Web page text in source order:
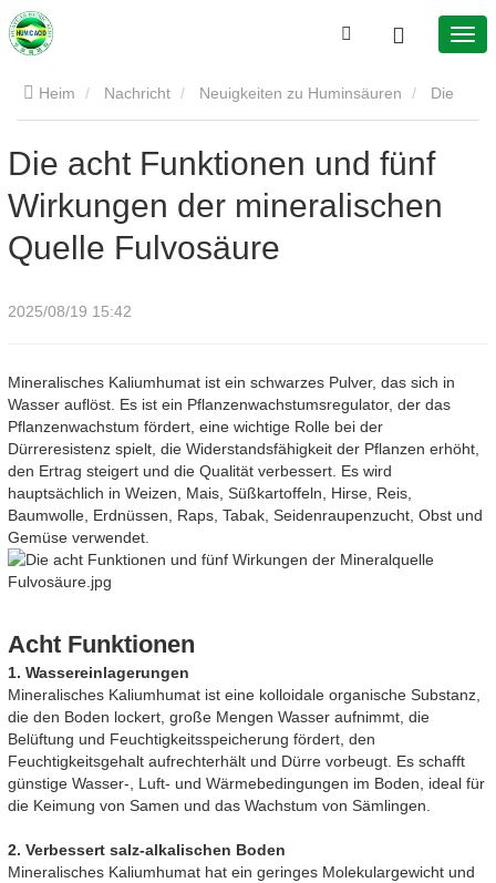
Heim Nachricht Neuigkeiten zu Huminsäuren
Fulvosäure
Die acht Funktionen und fünf
Wirkungen der mineralischen
Quelle Fulvosäure
2025/08/19 15:42
Mineralisches Kaliumhumat ist ein schwarzes Pulver, das sich in
Wasser auflöst. Es ist ein Pflanzenwachstumsregulator, der das
Pflanzenwachstum fördert, eine wichtige Rolle bei der
Dürreresistenz spielt, die Widerstandsfähigkeit der Pflanzen erhöht,
den Ertrag steigert und die Qualität verbessert. Es wird
hauptsächlich in Weizen, Mais, Süßkartoffeln, Hirse, Reis,
Baumwolle, Erdnüssen, Raps, Tabak, Seidenraupenzucht, Obst und
Gemüse verwendet.
Acht Funktionen
1. Wassereinlagerungen
Mineralisches Kaliumhumat ist eine kolloidale organische Substanz,
die den Boden lockert, große Mengen Wasser aufnimmt, die
Belüftung und Feuchtigkeitsspeicherung fördert, den
Feuchtigkeitsgehalt aufrechterhält und Dürre vorbeugt. Es schafft
günstige Wasser-, Luft- und Wärmebedingungen im Boden, ideal für
die Keimung von Samen und das Wachstum von Sämlingen.
2. Verbessert salz-alkalischen Boden
Mineralisches Kaliumhumat hat ein geringes Molekulargewicht und